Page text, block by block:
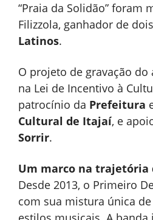
“Praia da Solidão” foram
Filizzola, ganhador de dois
Latinos.
O projeto de gravação
na Lei de Incentivo à
patrocínio da Prefeitura
Cultural de Itajaí, e
Sorrir.
Um marco na trajetória
Desde 2013, o Primeiro
com sua mistura única de